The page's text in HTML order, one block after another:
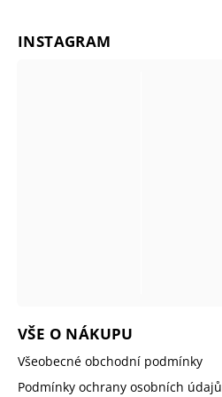
INSTAGRAM
VŠE O NÁKUPU
Všeobecné obchodní podmínky
Podmínky ochrany osobních údajů